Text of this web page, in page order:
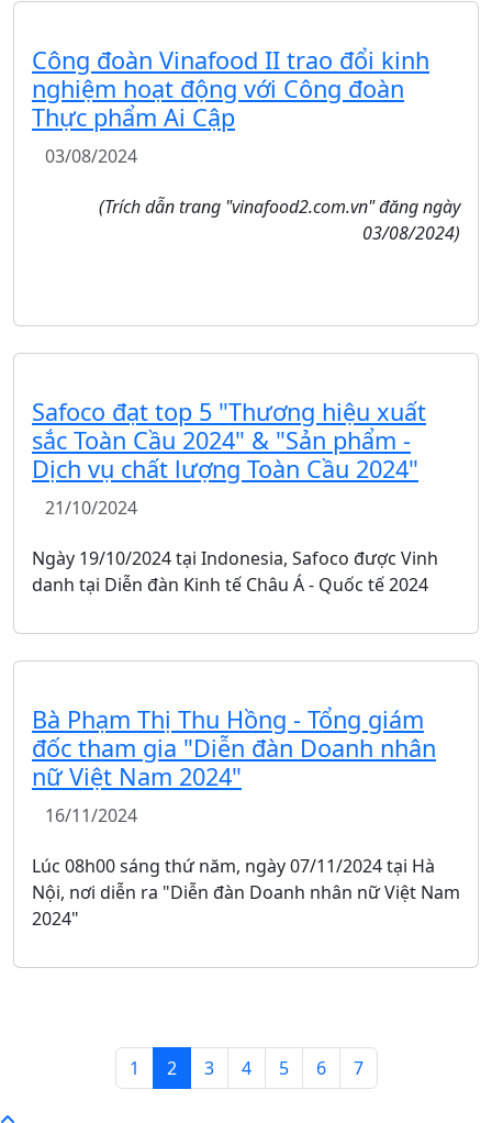
Công đoàn Vinafood II trao đổi kinh
nghiệm hoạt động với Công đoàn
Thực phẩm Ai Cập
03/08/2024
(Trích dẫn trang "vinafood2.com.vn" đăng ngày
03/08/2024)
Safoco đạt top 5 "Thương hiệu xuất
sắc Toàn Cầu 2024" & "Sản phẩm -
Dịch vụ chất lượng Toàn Cầu 2024"
21/10/2024
Ngày 19/10/2024 tại Indonesia, Safoco được Vinh
danh tại Diễn đàn Kinh tế Châu Á - Quốc tế 2024
Bà Phạm Thị Thu Hồng - Tổng giám
đốc tham gia "Diễn đàn Doanh nhân
nữ Việt Nam 2024"
16/11/2024
Lúc 08h00 sáng thứ năm, ngày 07/11/2024 tại Hà
Nội, nơi diễn ra "Diễn đàn Doanh nhân nữ Việt Nam
2024"
1 2 3 4 5 6 7